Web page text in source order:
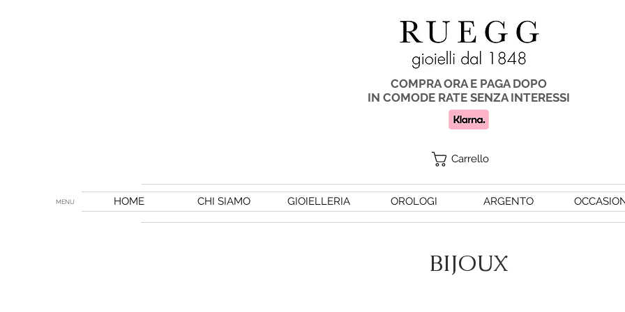
COMPRA ORA E PAGA DOPO
IN COMODE RATE SENZA INTERESSI
Carrello
MENU HOME CHI SIAMO GIOIELLERIA OROLOGI ARGENTO
BIJOUX